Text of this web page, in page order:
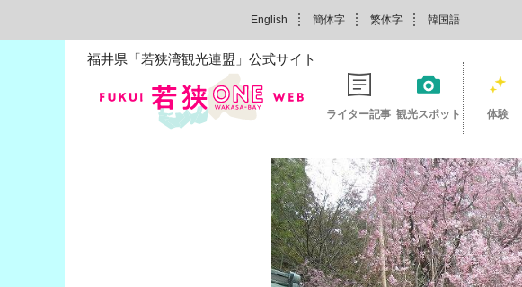
English 簡体字 繁体字 韓国語
福井県「若狭湾観光連盟」公式サイト
ライター記事 観光スポット 体験